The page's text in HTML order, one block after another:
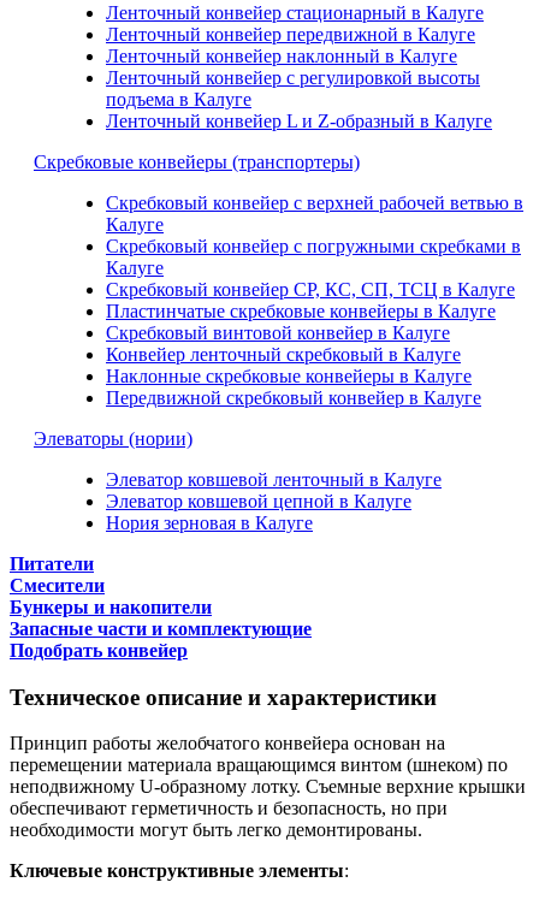
Ленточный конвейер стационарный в Калуге
Ленточный конвейер передвижной в Калуге
Ленточный конвейер наклонный в Калуге
Ленточный конвейер с регулировкой высоты
подъема в Калуге
Ленточный конвейер L и Z-образный в Калуге
Скребковые конвейеры (транспортеры)
Скребковый конвейер с верхней рабочей ветвью в
Калуге
Скребковый конвейер с погружными скребками в
Калуге
Скребковый конвейер СР, КС, СП, ТСЦ в Калуге
Пластинчатые скребковые конвейеры в Калуге
Скребковый винтовой конвейер в Калуге
Конвейер ленточный скребковый в Калуге
Наклонные скребковые конвейеры в Калуге
Передвижной скребковый конвейер в Калуге
Элеваторы (нории)
Элеватор ковшевой ленточный в Калуге
Элеватор ковшевой цепной в Калуге
Нория зерновая в Калуге
Питатели
Смесители
Бункеры и накопители
Запасные части и комплектующие
Подобрать конвейер
Техническое описание и характеристики
Принцип работы желобчатого конвейера основан на
перемещении материала вращающимся винтом (шнеком) по
неподвижному U-образному лотку. Съемные верхние крышки
обеспечивают герметичность и безопасность, но при
необходимости могут быть легко демонтированы.
Ключевые конструктивные элементы: